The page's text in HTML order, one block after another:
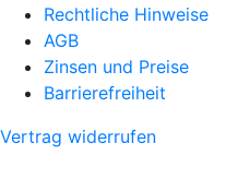
Rechtliche Hinweise
AGB
Zinsen und Preise
Barrierefreiheit
Vertrag widerrufen